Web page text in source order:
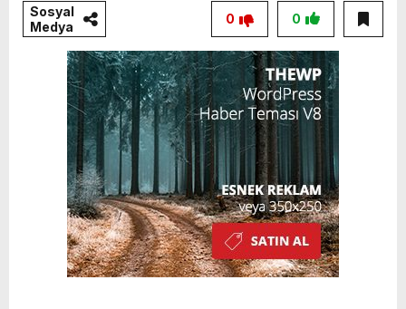
Sosyal
Medya
0
0